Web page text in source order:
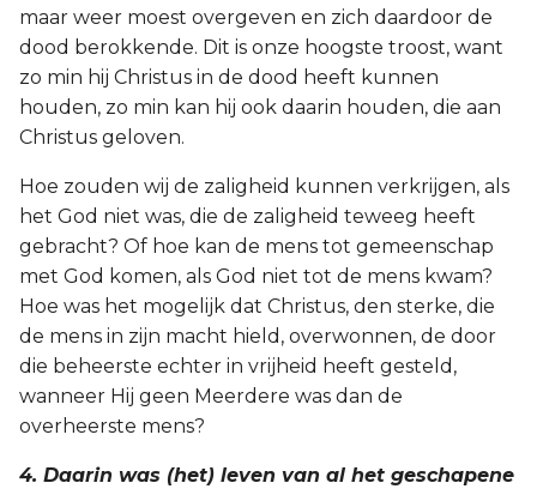
maar weer moest overgeven en zich daardoor de
dood berokkende. Dit is onze hoogste troost, want
zo min hij Christus in de dood heeft kunnen
houden, zo min kan hij ook daarin houden, die aan
Christus geloven.
Hoe zouden wij de zaligheid kunnen verkrijgen, als
het God niet was, die de zaligheid teweeg heeft
gebracht? Of hoe kan de mens tot gemeenschap
met God komen, als God niet tot de mens kwam?
Hoe was het mogelijk dat Christus, den sterke, die
de mens in zijn macht hield, overwonnen, de door
die beheerste echter in vrijheid heeft gesteld,
wanneer Hij geen Meerdere was dan de
overheerste mens?
4. Daarin was (het) leven van al het geschapene